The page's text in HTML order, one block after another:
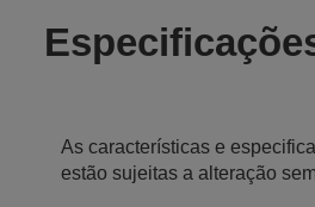
As características e
estão sujeitas a alteração